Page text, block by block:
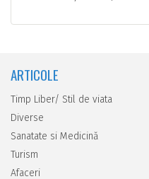
ARTICOLE
Timp Liber/ Stil de viata
Diverse
Sanatate si Medicină
Turism
Afaceri